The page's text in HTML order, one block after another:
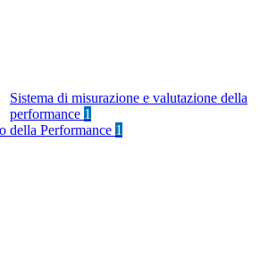
Sistema di misurazione e valutazione della
performance 1
della Performance 1